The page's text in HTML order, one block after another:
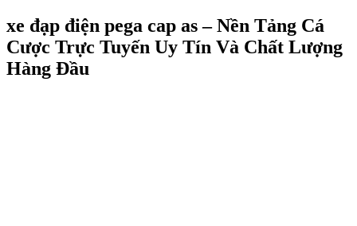
xe đạp điện pega cap as – Nền Tảng Cá
Cược Trực Tuyến Uy Tín Và Chất Lượng
Hàng Đầu